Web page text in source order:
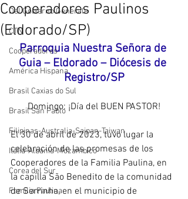
Del Gobierno Generale
CTN
Cooperadores
América Hispana
Brasil Caxias do Sul
Brasil San Pablo
Filipinas-Australia-Saipan-Taiwan
Itália-Albania-Mozambico
Corea del Sur
Familia Paulina
Cooperadores Paulinos
(Eldorado/SP)
Parroquia Nuestra Señora de
Guia – Eldorado – Diócesis de
Registro/SP
Domingo: ¡Día del BUEN PASTOR!
El 30 de abril de 2023, tuvo lugar la
celebración de las promesas de los
Cooperadores de la Familia Paulina, en
la capilla São Benedito de la comunidad
de Serrinha, en el municipio de